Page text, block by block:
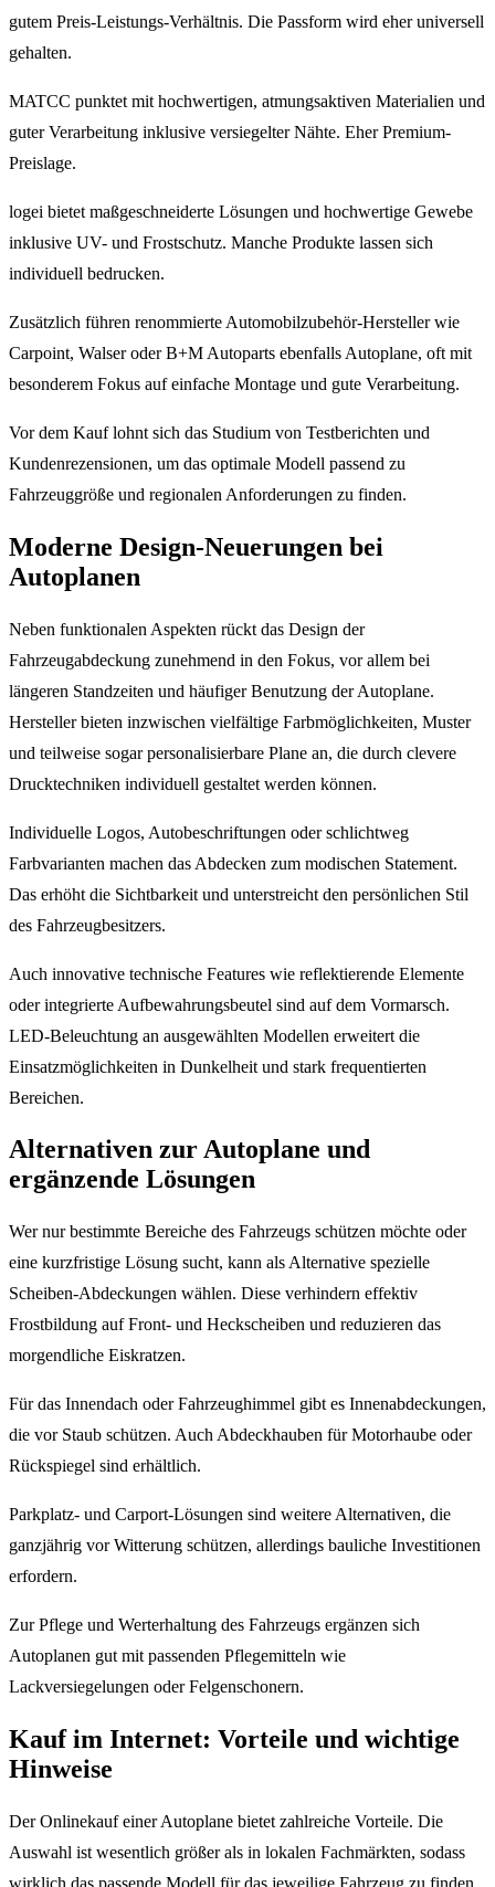
gutem Preis-Leistungs-Verhältnis. Die Passform wird eher universell
gehalten.
MATCC punktet mit hochwertigen, atmungsaktiven Materialien und
guter Verarbeitung inklusive versiegelter Nähte. Eher Premium-
Preislage.
logei bietet maßgeschneiderte Lösungen und hochwertige Gewebe
inklusive UV- und Frostschutz. Manche Produkte lassen sich
individuell bedrucken.
Zusätzlich führen renommierte Automobilzubehör-Hersteller wie
Carpoint, Walser oder B+M Autoparts ebenfalls Autoplane, oft mit
besonderem Fokus auf einfache Montage und gute Verarbeitung.
Vor dem Kauf lohnt sich das Studium von Testberichten und
Kundenrezensionen, um das optimale Modell passend zu
Fahrzeuggröße und regionalen Anforderungen zu finden.
Moderne Design-Neuerungen bei
Autoplanen
Neben funktionalen Aspekten rückt das Design der
Fahrzeugabdeckung zunehmend in den Fokus, vor allem bei
längeren Standzeiten und häufiger Benutzung der Autoplane.
Hersteller bieten inzwischen vielfältige Farbmöglichkeiten, Muster
und teilweise sogar personalisierbare Plane an, die durch clevere
Drucktechniken individuell gestaltet werden können.
Individuelle Logos, Autobeschriftungen oder schlichtweg
Farbvarianten machen das Abdecken zum modischen Statement.
Das erhöht die Sichtbarkeit und unterstreicht den persönlichen Stil
des Fahrzeugbesitzers.
Auch innovative technische Features wie reflektierende Elemente
oder integrierte Aufbewahrungsbeutel sind auf dem Vormarsch.
LED-Beleuchtung an ausgewählten Modellen erweitert die
Einsatzmöglichkeiten in Dunkelheit und stark frequentierten
Bereichen.
Alternativen zur Autoplane und
ergänzende Lösungen
Wer nur bestimmte Bereiche des Fahrzeugs schützen möchte oder
eine kurzfristige Lösung sucht, kann als Alternative spezielle
Scheiben-Abdeckungen wählen. Diese verhindern effektiv
Frostbildung auf Front- und Heckscheiben und reduzieren das
morgendliche Eiskratzen.
Für das Innendach oder Fahrzeughimmel gibt es Innenabdeckungen,
die vor Staub schützen. Auch Abdeckhauben für Motorhaube oder
Rückspiegel sind erhältlich.
Parkplatz- und Carport-Lösungen sind weitere Alternativen, die
ganzjährig vor Witterung schützen, allerdings bauliche Investitionen
erfordern.
Zur Pflege und Werterhaltung des Fahrzeugs ergänzen sich
Autoplanen gut mit passenden Pflegemitteln wie
Lackversiegelungen oder Felgenschonern.
Kauf im Internet: Vorteile und wichtige
Hinweise
Der Onlinekauf einer Autoplane bietet zahlreiche Vorteile. Die
Auswahl ist wesentlich größer als in lokalen Fachmärkten, sodass